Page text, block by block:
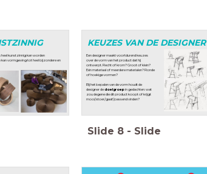
heel kunstzinnig kan worden
vormgeving tot heel bijzondere en
KEUZES VAN DE DESIGNER
Een designer maakt voortdurend keuzes
over de vorm van het product dat hij
ontwerpt. Recht of krom? Groot of klein?
Eén materiaal of meerdere materialen? Ronde
of hoekige vormen?
Bij het bepalen van de vorm houdt de
designer dedoelgroepin gedachten: wat
zou degene die dit product koopt of krijgt
mooi/stoer/gaaf/passend vinden?
Slide 8 - Slide